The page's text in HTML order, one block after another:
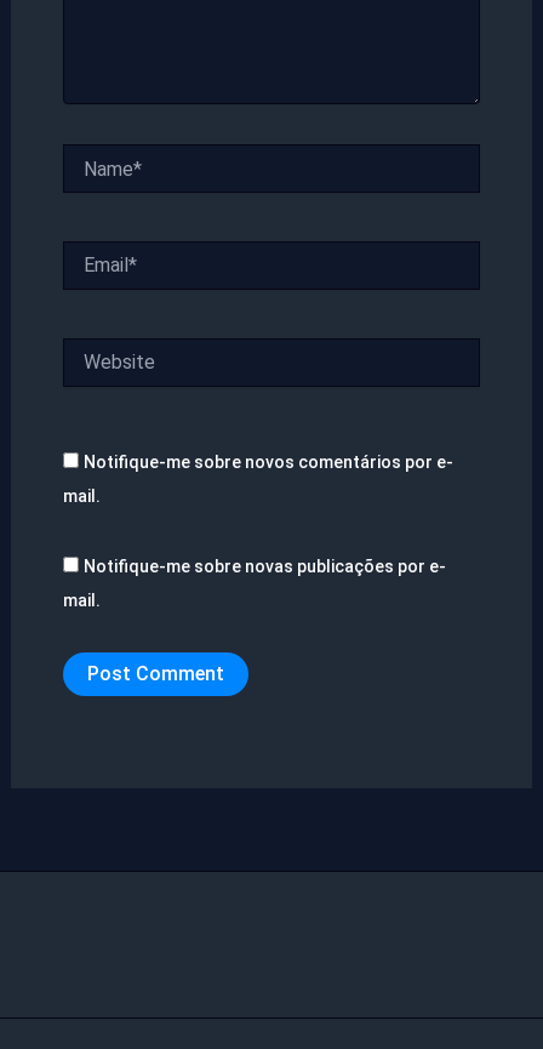
Notifique-me sobre novos comentários por e-
mail.
Notifique-me sobre novas publicações por e-
mail.